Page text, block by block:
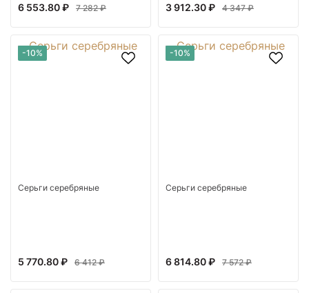
6 553.80 ₽ 7 282 ₽ 3 912.30 ₽ 4 347 ₽
-10%
Серьги серебряные
5 770.80 ₽ 6 412 ₽
-10%
Серьги серебряные
6 814.80 ₽ 7 572 ₽